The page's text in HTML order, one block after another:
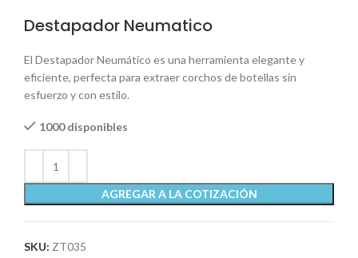
Destapador Neumatico
El Destapador Neumático es una herramienta elegante y
eficiente, perfecta para extraer corchos de botellas sin
esfuerzo y con estilo.
1000 disponibles
AGREGAR A LA COTIZACIÓN
SKU: ZT035